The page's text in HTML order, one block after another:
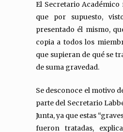
El Secretario
que por supuesto,
presentado él mismo,
copia a todos los
que supieran de qué se
de suma gravedad.
Se desconoce el motivo
parte del Secretario
Junta, ya que estas
fueron tratadas,